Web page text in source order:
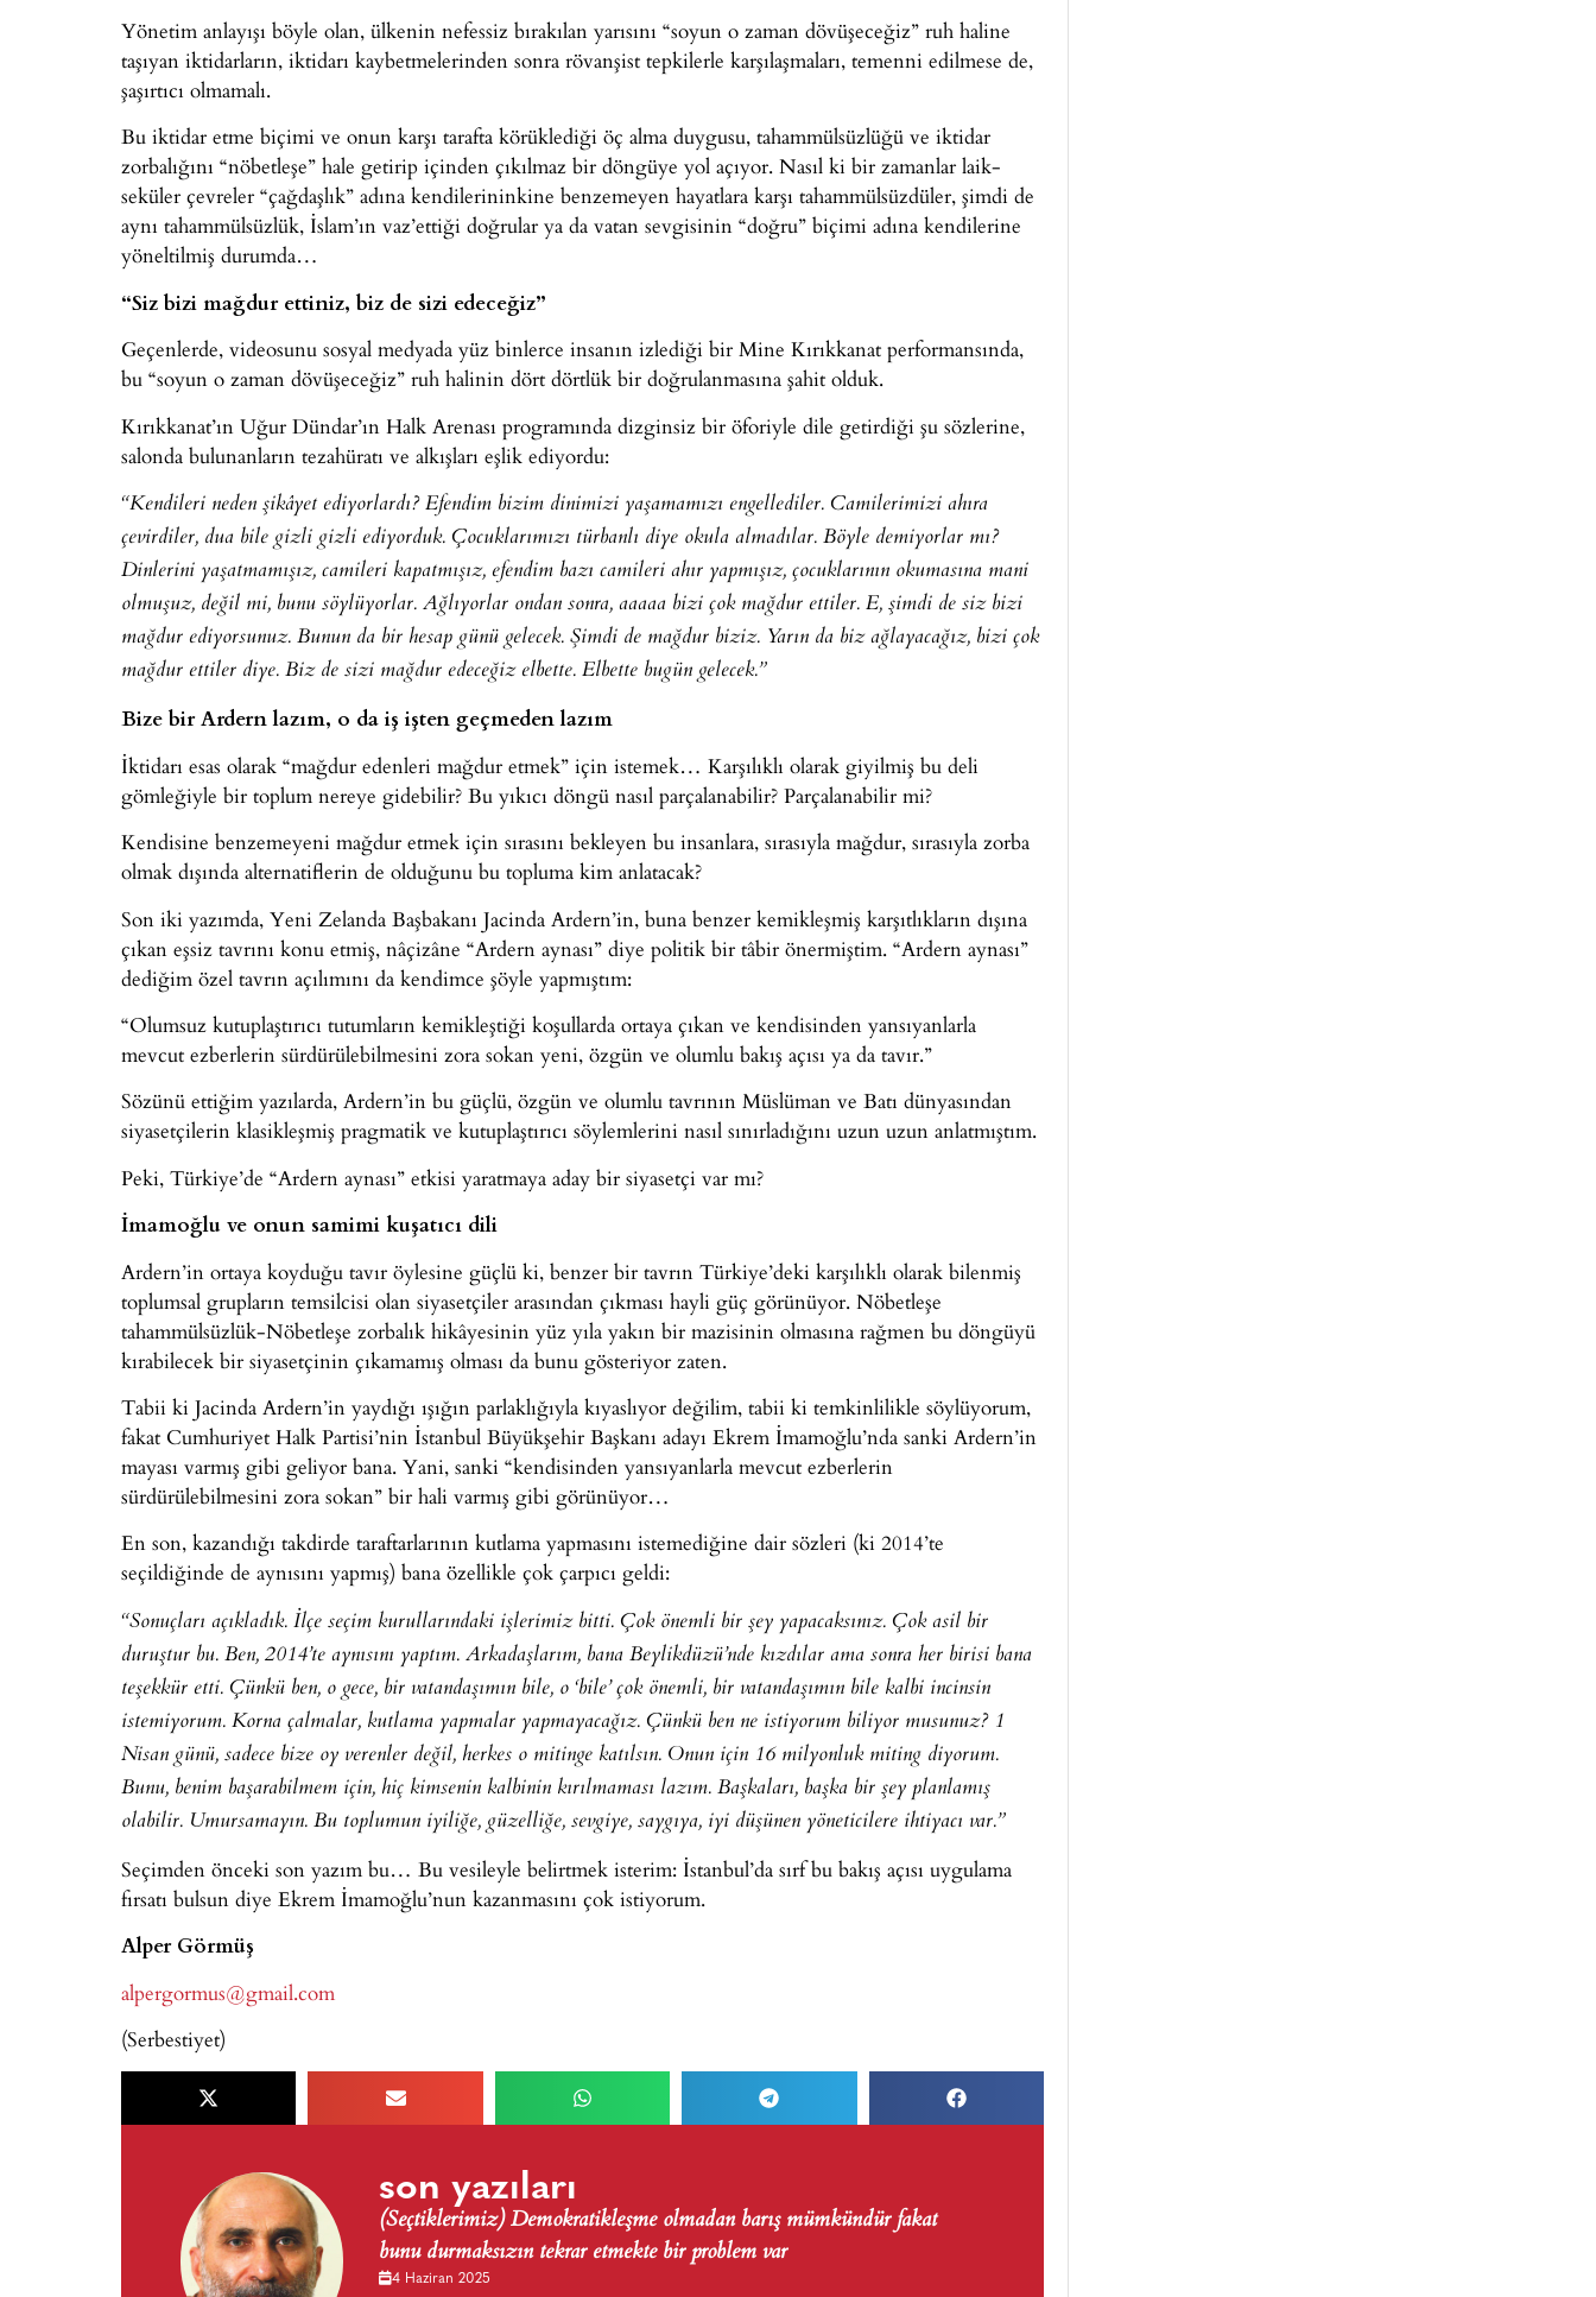
Yönetim anlayışı böyle olan, ülkenin nefessiz bırakılan yarısını “soyun o zaman dövüşeceğiz” ruh haline
taşıyan iktidarların, iktidarı kaybetmelerinden sonra rövanşist tepkilerle karşılaşmaları, temenni edilmese de,
şaşırtıcı olmamalı.
Bu iktidar etme biçimi ve onun karşı tarafta körüklediği öç alma duygusu, tahammülsüzlüğü ve iktidar
zorbalığını “nöbetleşe” hale getirip içinden çıkılmaz bir döngüye yol açıyor. Nasıl ki bir zamanlar laik-
seküler çevreler “çağdaşlık” adına kendilerininkine benzemeyen hayatlara karşı tahammülsüzdüler, şimdi de
aynı tahammülsüzlük, İslam’ın vaz’ettiği doğrular ya da vatan sevgisinin “doğru” biçimi adına kendilerine
yöneltilmiş durumda…
“Siz bizi mağdur ettiniz, biz de sizi edeceğiz”
Geçenlerde, videosunu sosyal medyada yüz binlerce insanın izlediği bir Mine Kırıkkanat performansında,
bu “soyun o zaman dövüşeceğiz” ruh halinin dört dörtlük bir doğrulanmasına şahit olduk.
Kırıkkanat’ın Uğur Dündar’ın Halk Arenası programında dizginsiz bir öforiyle dile getirdiği şu sözlerine,
salonda bulunanların tezahüratı ve alkışları eşlik ediyordu:
“Kendileri neden şikâyet ediyorlardı? Efendim bizim dinimizi yaşamamızı engellediler. Camilerimizi ahıra
çevirdiler, dua bile gizli gizli ediyorduk. Çocuklarımızı türbanlı diye okula almadılar. Böyle demiyorlar mı?
Dinlerini yaşatmamışız, camileri kapatmışız, efendim bazı camileri ahır yapmışız, çocuklarının okumasına mani
olmuşuz, değil mi, bunu söylüyorlar. Ağlıyorlar ondan sonra, aaaaa bizi çok mağdur ettiler. E, şimdi de siz bizi
mağdur ediyorsunuz. Bunun da bir hesap günü gelecek. Şimdi de mağdur biziz. Yarın da biz ağlayacağız, bizi çok
mağdur ettiler diye. Biz de sizi mağdur edeceğiz elbette. Elbette bugün gelecek.”
Bize bir Ardern lazım, o da iş işten geçmeden lazım
İktidarı esas olarak “mağdur edenleri mağdur etmek” için istemek… Karşılıklı olarak giyilmiş bu deli
gömleğiyle bir toplum nereye gidebilir? Bu yıkıcı döngü nasıl parçalanabilir? Parçalanabilir mi?
Kendisine benzemeyeni mağdur etmek için sırasını bekleyen bu insanlara, sırasıyla mağdur, sırasıyla zorba
olmak dışında alternatiflerin de olduğunu bu topluma kim anlatacak?
Son iki yazımda, Yeni Zelanda Başbakanı Jacinda Ardern’in, buna benzer kemikleşmiş karşıtlıkların dışına
çıkan eşsiz tavrını konu etmiş, nâçizâne “Ardern aynası” diye politik bir tâbir önermiştim. “Ardern aynası”
dediğim özel tavrın açılımını da kendimce şöyle yapmıştım:
“Olumsuz kutuplaştırıcı tutumların kemikleştiği koşullarda ortaya çıkan ve kendisinden yansıyanlarla
mevcut ezberlerin sürdürülebilmesini zora sokan yeni, özgün ve olumlu bakış açısı ya da tavır.”
Sözünü ettiğim yazılarda, Ardern’in bu güçlü, özgün ve olumlu tavrının Müslüman ve Batı dünyasından
siyasetçilerin klasikleşmiş pragmatik ve kutuplaştırıcı söylemlerini nasıl sınırladığını uzun uzun anlatmıştım.
Peki, Türkiye’de “Ardern aynası” etkisi yaratmaya aday bir siyasetçi var mı?
İmamoğlu ve onun samimi kuşatıcı dili
Ardern’in ortaya koyduğu tavır öylesine güçlü ki, benzer bir tavrın Türkiye’deki karşılıklı olarak bilenmiş
toplumsal grupların temsilcisi olan siyasetçiler arasından çıkması hayli güç görünüyor. Nöbetleşe
tahammülsüzlük-Nöbetleşe zorbalık hikâyesinin yüz yıla yakın bir mazisinin olmasına rağmen bu döngüyü
kırabilecek bir siyasetçinin çıkamamış olması da bunu gösteriyor zaten.
Tabii ki Jacinda Ardern’in yaydığı ışığın parlaklığıyla kıyaslıyor değilim, tabii ki temkinlilikle söylüyorum,
fakat Cumhuriyet Halk Partisi’nin İstanbul Büyükşehir Başkanı adayı Ekrem İmamoğlu’nda sanki Ardern’in
mayası varmış gibi geliyor bana. Yani, sanki “kendisinden yansıyanlarla mevcut ezberlerin
sürdürülebilmesini zora sokan” bir hali varmış gibi görünüyor…
En son, kazandığı takdirde taraftarlarının kutlama yapmasını istemediğine dair sözleri (ki 2014’te
seçildiğinde de aynısını yapmış) bana özellikle çok çarpıcı geldi:
“Sonuçları açıkladık. İlçe seçim kurullarındaki işlerimiz bitti. Çok önemli bir şey yapacaksınız. Çok asil bir
duruştur bu. Ben, 2014’te aynısını yaptım. Arkadaşlarım, bana Beylikdüzü’nde kızdılar ama sonra her birisi bana
teşekkür etti. Çünkü ben, o gece, bir vatandaşımın bile, o ‘bile’ çok önemli, bir vatandaşımın bile kalbi incinsin
istemiyorum. Korna çalmalar, kutlama yapmalar yapmayacağız. Çünkü ben ne istiyorum biliyor musunuz? 1
Nisan günü, sadece bize oy verenler değil, herkes o mitinge katılsın. Onun için 16 milyonluk miting diyorum.
Bunu, benim başarabilmem için, hiç kimsenin kalbinin kırılmaması lazım. Başkaları, başka bir şey planlamış
olabilir. Umursamayın. Bu toplumun iyiliğe, güzelliğe, sevgiye, saygıya, iyi düşünen yöneticilere ihtiyacı var.”
Seçimden önceki son yazım bu… Bu vesileyle belirtmek isterim: İstanbul’da sırf bu bakış açısı uygulama
fırsatı bulsun diye Ekrem İmamoğlu’nun kazanmasını çok istiyorum.
Alper Görmüş
alpergormus@gmail.com
(Serbestiyet)
son yazıları
(Seçtiklerimiz) Demokratikleşme olmadan barış mümkündür fakat
bunu durmaksızın tekrar etmekte bir problem var
4 Haziran 2025